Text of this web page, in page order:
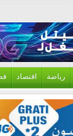
اقتصاد قضايا